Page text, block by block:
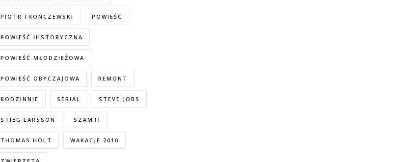
PIOTR FRONCZEWSKI POWIEŚĆ
POWIEŚĆ HISTORYCZNA
POWIEŚĆ MŁODZIEŻOWA
POWIEŚĆ OBYCZAJOWA REMONT
RODZINNIE SERIAL STEVE JOBS
STIEG LARSSON SZAMTI
THOMAS HOLT WAKACJE 2010